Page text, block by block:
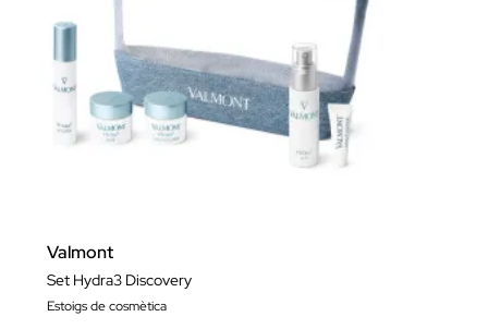
Valmont
Set Hydra3 Discovery
Estoigs de cosmètica